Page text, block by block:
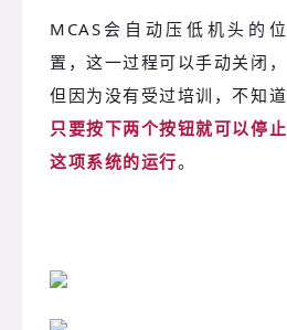
MCAS会自动压低机头的位
置，这一过程可以手动关闭，
但因为没有受过培训，不知道
只要按下两个按钮就可以停止
这项系统的运行。